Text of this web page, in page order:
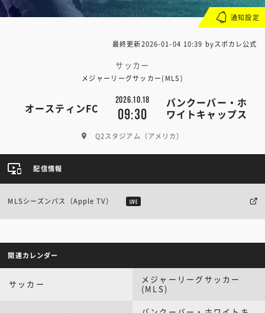
最終更新2026-01-04 10:39 byスポカレ公式
サッカー
メジャーリーグサッカー(MLS)
オースティンFC
2026.10.18
09:30
バンクーバー・ホ
ワイトキャップス
Q2スタジアム（アメリカ）
通知設定
配信情報
MLSシーズンパス（Apple TV） LIVE
関連カレンダー
サッカー
メジャーリーグサッカー
(MLS)